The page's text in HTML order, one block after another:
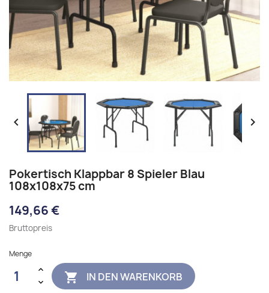
 
Pokertisch Klappbar 8 Spieler Blau
108x108x75 cm
149,66 €
Bruttopreis
Menge
 IN DEN WARENKORB